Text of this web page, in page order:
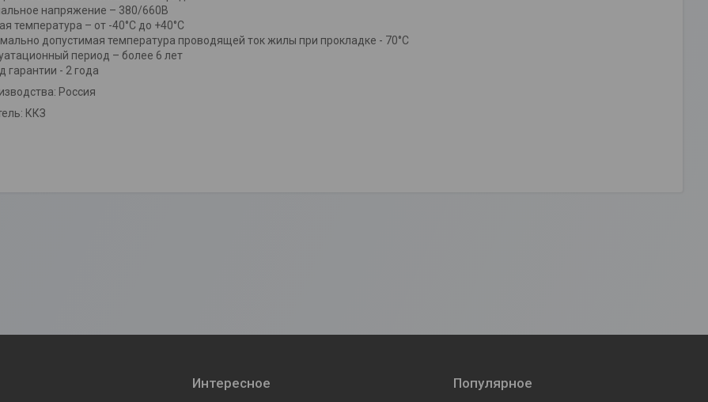
напряжение – 380/660В
температура – от -40°C до +40°C
допустимая температура проводящей ток жилы при прокладке - 70°C
период – более 6 лет
гарантии - 2 года
Россия
ККЗ
Интересное Популярное